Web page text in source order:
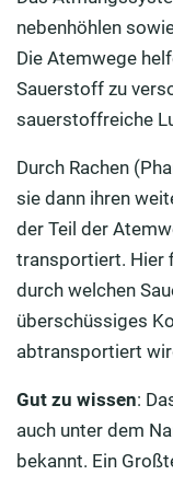
nebenhöhlen
Die Atemwege
Sauerstoff zu
sauerstoffreiche
Durch Rachen
sie dann ihren
der Teil der
transportiert. Hier
durch welchen
überschüssiges
abtransportiert
Gut zu wissen:
auch unter dem
bekannt. Ein